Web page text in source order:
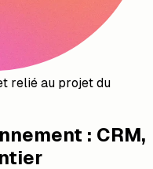
relié au projet du
: CRM,